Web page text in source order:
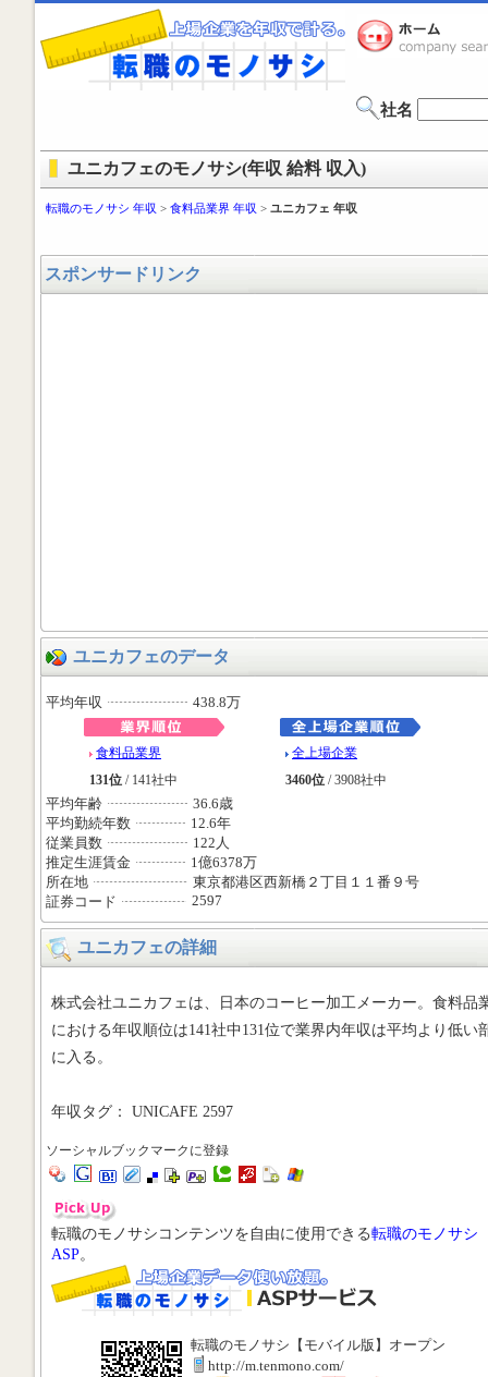
社名
ユニカフェのモノサシ(年収 給料 収入)
転職のモノサシ 年収 > 食料品業界 年収 > ユニカフェ 年収
スポンサードリンク
ユニカフェのデータ
平均年収 438.8万
食料品業界
131位 / 141社中
全上場企業
3460位 / 3908社中
平均年齢
36.6歳
平均勤続年数
12.6年
従業員数
122人
推定生涯賃金
1億6378万
所在地
東京都港区西新橋２丁目１１番９号
証券コード
2597
ユニカフェの詳細
株式会社ユニカフェは、日本のコーヒー加工メーカー。食料品
における年収順位は141社中131位で業界内年収は平均より低い
に入る。
年収タグ： UNICAFE 2597
ソーシャルブックマークに登録
転職のモノサシコンテンツを自由に使用できる転職のモノサシ
ASP。
転職のモノサシ【モバイル版】オープン
http://m.tenmono.com/